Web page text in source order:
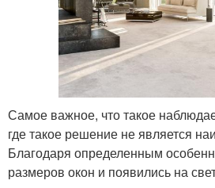
Самое важное, что такое
где такое решение не является
Благодаря определенным
размеров окон и появились на